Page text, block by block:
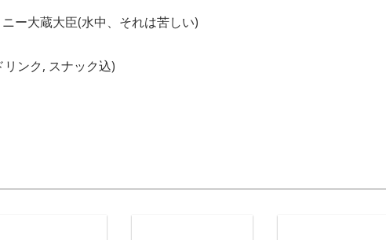
ー大蔵大臣(水中、それは苦しい)
ンク, スナック込)